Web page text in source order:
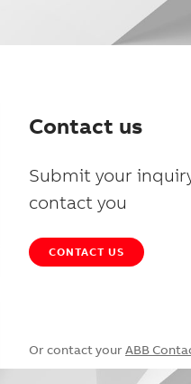
Contact us
Submit your
contact you
CONTACT US
Or contact your ABB